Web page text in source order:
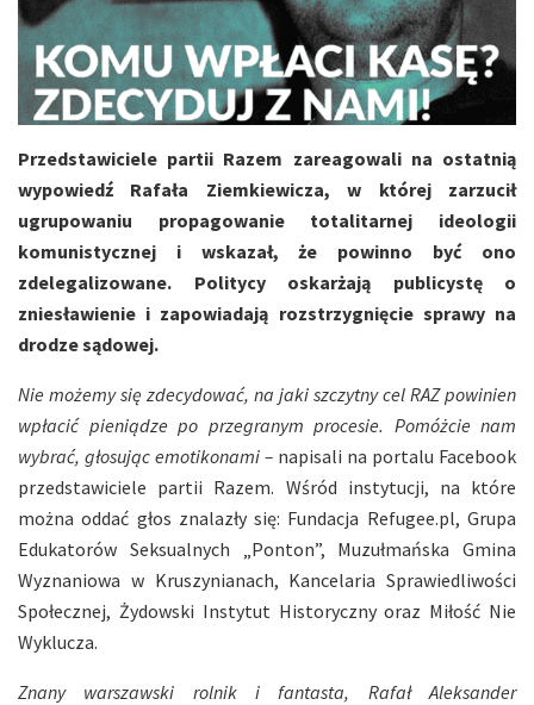
Przedstawiciele partii Razem zareagowali na ostatnią
wypowiedź Rafała Ziemkiewicza, w której zarzucił
ugrupowaniu propagowanie totalitarnej ideologii
komunistycznej i wskazał, że powinno być ono
zdelegalizowane. Politycy oskarżają publicystę o
zniesławienie i zapowiadają rozstrzygnięcie sprawy na
drodze sądowej.
Nie możemy się zdecydować, na jaki szczytny cel RAZ powinien
wpłacić pieniądze po przegranym procesie. Pomóżcie nam
wybrać, głosując emotikonami – napisali na portalu Facebook
przedstawiciele partii Razem. Wśród instytucji, na które
można oddać głos znalazły się: Fundacja Refugee.pl, Grupa
Edukatorów Seksualnych „Ponton”, Muzułmańska Gmina
Wyznaniowa w Kruszynianach, Kancelaria Sprawiedliwości
Społecznej, Żydowski Instytut Historyczny oraz Miłość Nie
Wyklucza.
Znany warszawski rolnik i fantasta, Rafał Aleksander